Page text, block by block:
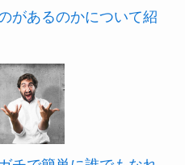
があるのかについて紹